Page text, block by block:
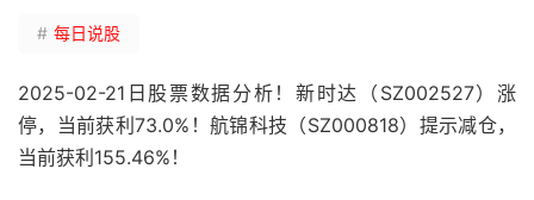
# 每日说股
2025-02-21日股票数据分析！新时达（SZ002527）涨
停，当前获利73.0%！航锦科技（SZ000818）提示减仓，
当前获利155.46%！